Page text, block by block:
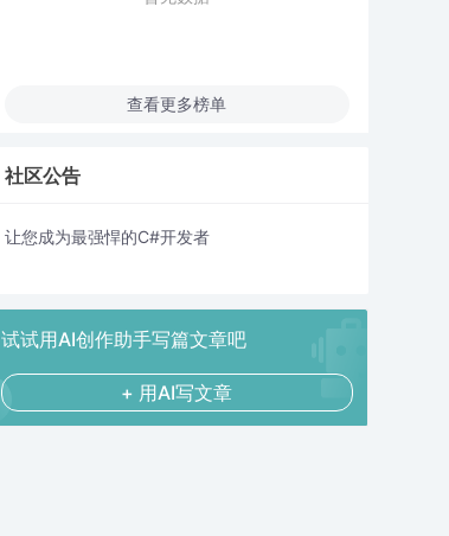
查看更多榜单
社区公告
让您成为最强悍的C#开发者
试试用AI创作助手写篇文章吧
+ 用AI写文章